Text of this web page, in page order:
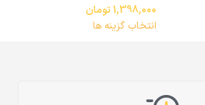
1,398,000تومان
انتخاب گزینه ها